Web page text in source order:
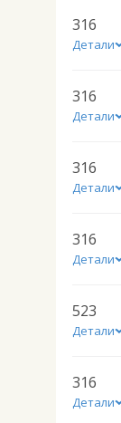
316
Детали
316
Детали
316
Детали
316
Детали
523
Детали
316
Детали